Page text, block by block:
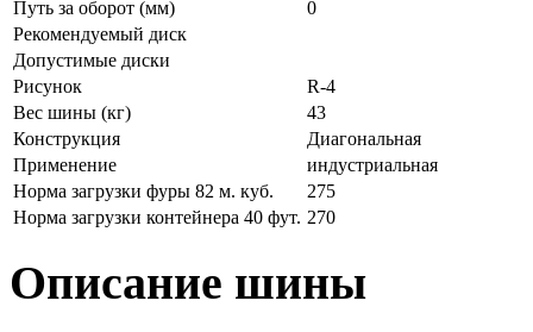
Путь за оборот (мм)
0
Рекомендуемый диск
Допустимые диски
Рисунок
R-4
Вес шины (кг)
43
Конструкция
Диагональная
Применение
индустриальная
Норма загрузки фуры 82 м. куб.
275
Норма загрузки контейнера 40 фут. 270
Описание шины